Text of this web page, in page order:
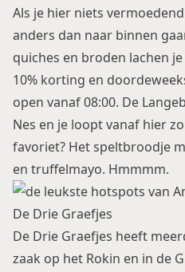
Als je hier niets
anders dan naar binnen
quiches en broden lachen
10% korting en
open vanaf 08:00. De
Nes en je loopt vanaf hier
favoriet? Het speltbroodje
en truffelmayo. Hmmmm.
De Drie Graefjes
De Drie Graefjes heeft
zaak op het Rokin en in de